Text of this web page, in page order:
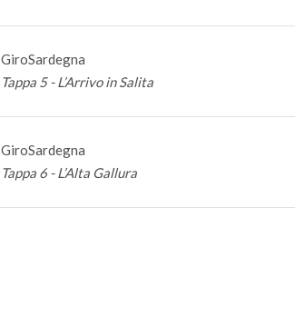
GiroSardegna
Tappa 5 - L’Arrivo in Salita
GiroSardegna
Tappa 6 - L’Alta Gallura